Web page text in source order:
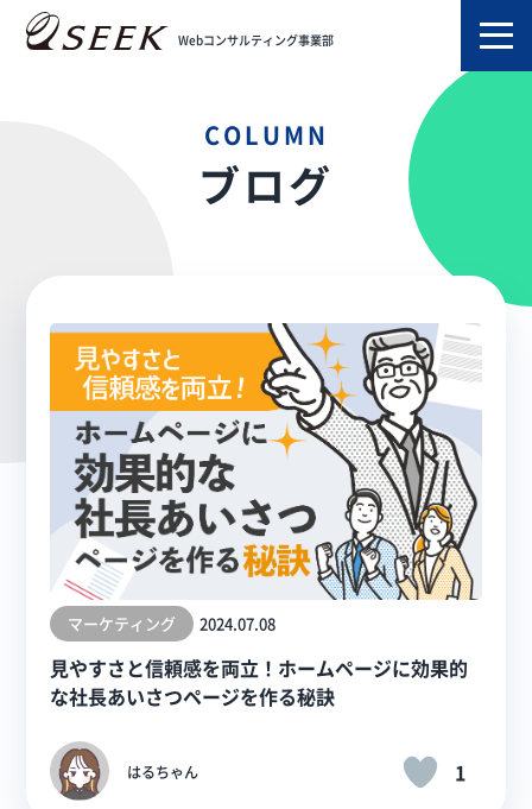
Webコンサルティング事業部
TOP
COLUMN
ブログ
マーケティング 2024.07.08
見やすさと信頼感を両立！ホームページに効果的
な社長あいさつページを作る秘訣
はるちゃん 1